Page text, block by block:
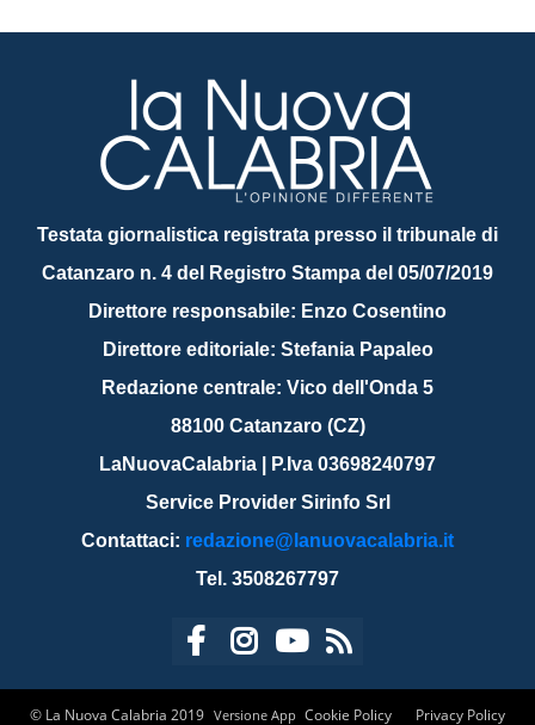
Testata giornalistica registrata presso il tribunale di
Catanzaro n. 4 del Registro Stampa del 05/07/2019
Direttore responsabile: Enzo Cosentino
Direttore editoriale: Stefania Papaleo
Redazione centrale: Vico dell'Onda 5
88100 Catanzaro (CZ)
LaNuovaCalabria | P.Iva 03698240797
Service Provider Sirinfo Srl
Contattaci: redazione@lanuovacalabria.it
Tel. 3508267797
© La Nuova Calabria 2019 Cookie Policy Privacy Policy
Versione App